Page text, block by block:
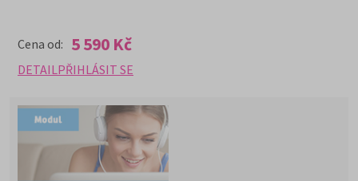
Cena od: 5 590 Kč
DETAILPŘIHLÁSIT SE